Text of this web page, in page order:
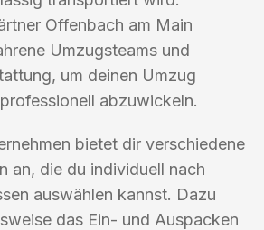
Offenbach am Main
Umzugsteams und
um deinen Umzug
abzuwickeln.
bietet dir verschiedene
an, die du individuell nach
auswählen kannst. Dazu
das Ein- und Auspacken